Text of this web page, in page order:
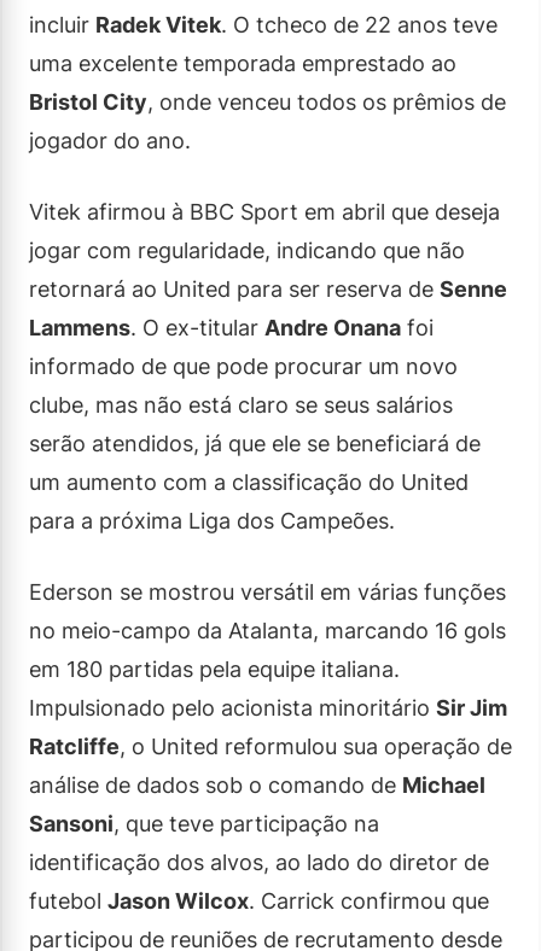
incluir Radek Vitek. O tcheco de 22 anos teve
uma excelente temporada emprestado ao
Bristol City, onde venceu todos os prêmios de
jogador do ano.
Vitek afirmou à BBC Sport em abril que deseja
jogar com regularidade, indicando que não
retornará ao United para ser reserva de Senne
Lammens. O ex-titular Andre Onana foi
informado de que pode procurar um novo
clube, mas não está claro se seus salários
serão atendidos, já que ele se beneficiará de
um aumento com a classificação do United
para a próxima Liga dos Campeões.
Ederson se mostrou versátil em várias funções
no meio-campo da Atalanta, marcando 16 gols
em 180 partidas pela equipe italiana.
Impulsionado pelo acionista minoritário Sir Jim
Ratcliffe, o United reformulou sua operação de
análise de dados sob o comando de Michael
Sansoni, que teve participação na
identificação dos alvos, ao lado do diretor de
futebol Jason Wilcox. Carrick confirmou que
participou de reuniões de recrutamento desde